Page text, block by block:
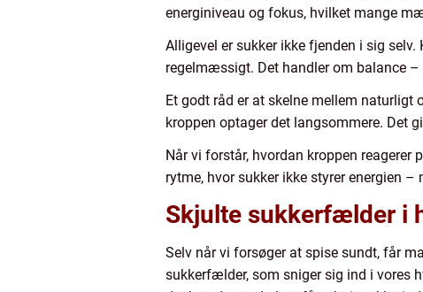
energiniveau og fokus, hvilket mange
Alligevel er sukker ikke fjenden i sig
regelmæssigt. Det handler om balance –
Et godt råd er at skelne mellem naturligt
kroppen optager det langsommere. Det
Når vi forstår, hvordan kroppen reagerer
rytme, hvor sukker ikke styrer energien
Skjulte sukkerfælder i
Selv når vi forsøger at spise sundt, får
sukkerfælder, som sniger sig ind i vores